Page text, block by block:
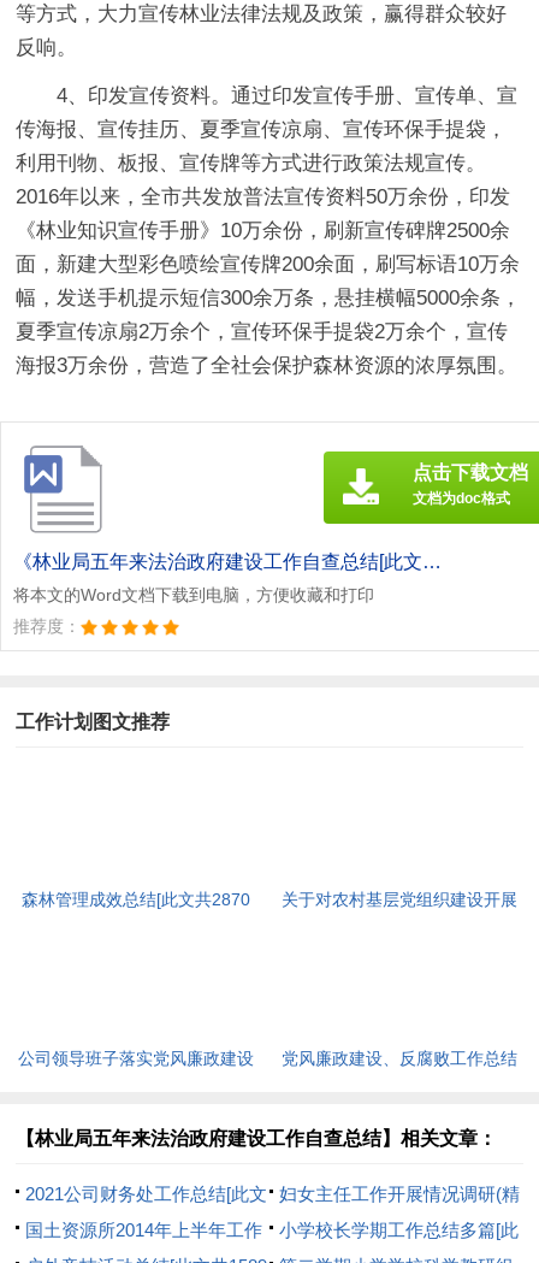
等方式，大力宣传林业法律法规及政策，赢得群众较好
反响。
4、印发宣传资料。通过印发宣传手册、宣传单、宣
传海报、宣传挂历、夏季宣传凉扇、宣传环保手提袋，
利用刊物、板报、宣传牌等方式进行政策法规宣传。
2016年以来，全市共发放普法宣传资料50万余份，印发
《林业知识宣传手册》10万余份，刷新宣传碑牌2500余
面，新建大型彩色喷绘宣传牌200余面，刷写标语10万余
幅，发送手机提示短信300余万条，悬挂横幅5000余条，
夏季宣传凉扇2万余个，宣传环保手提袋2万余个，宣传
海报3万余份，营造了全社会保护森林资源的浓厚氛围。
《林业局五年来法治政府建设工作自查总结[此文共2945字].doc》
将本文的Word文档下载到电脑，方便收藏和打印
推荐度：
点击下载文档
文档为doc格式
工作计划图文推荐
森林管理成效总结[此文共2870
关于对农村基层党组织建设开展
公司领导班子落实党风廉政建设
3563字]
党风廉政建设、反腐败工作总结
告[此文共4217字]
【林业局五年来法治政府建设工作自查总结】相关文章：
2021公司财务处工作总结[此文
共7850字]
妇女主任工作开展情况调研(精
选多篇)[此文共11597字]
国土资源所2014年上半年工作
小学校长学期工作总结多篇[此